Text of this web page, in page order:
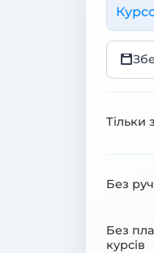
Тільки
Без
Без
курсів